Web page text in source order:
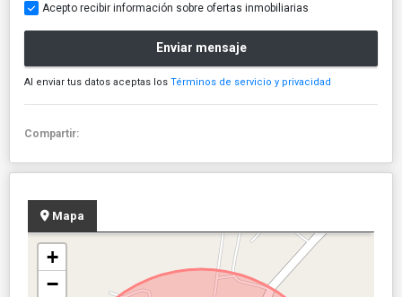
Acepto recibir información sobre ofertas inmobiliarias
Enviar mensaje
Al enviar tus datos aceptas los Términos de servicio y privacidad
Compartir:
Mapa
+
−